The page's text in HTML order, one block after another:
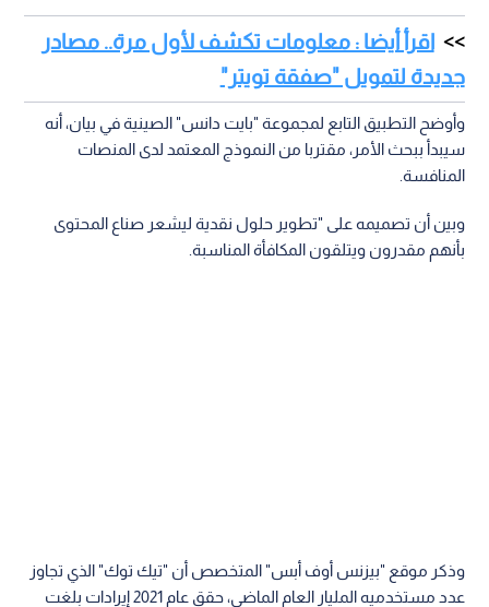
اقرأ أيضا : معلومات تكشف لأول مرة.. مصادر
جديدة لتمويل "صفقة تويتر"
وأوضح التطبيق التابع لمجموعة "بايت دانس" الصينية في بيان، أنه
سيبدأ ببحث الأمر، مقتربا من النموذج المعتمد لدى المنصات
المنافسة.
وبين أن تصميمه على "تطوير حلول نقدية ليشعر صناع المحتوى
بأنهم مقدرون ويتلقون المكافأة المناسبة.
وذكر موقع "بيزنس أوف أبس" المتخصص أن "تيك توك" الذي تجاوز
عدد مستخدميه المليار العام الماضي، حقق عام 2021 إيرادات بلغت